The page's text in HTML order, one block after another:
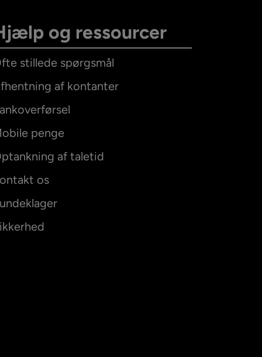
og ressourcer
stillede spørgsmål
af kontanter
penge
af taletid
os